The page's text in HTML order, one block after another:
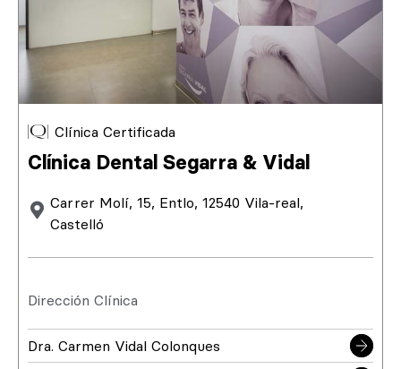
Clínica Certificada
Clínica Dental Segarra & Vidal
Carrer Molí, 15, Entlo, 12540 Vila-real,
Castelló
Dirección Clínica
Dra. Carmen Vidal Colonques